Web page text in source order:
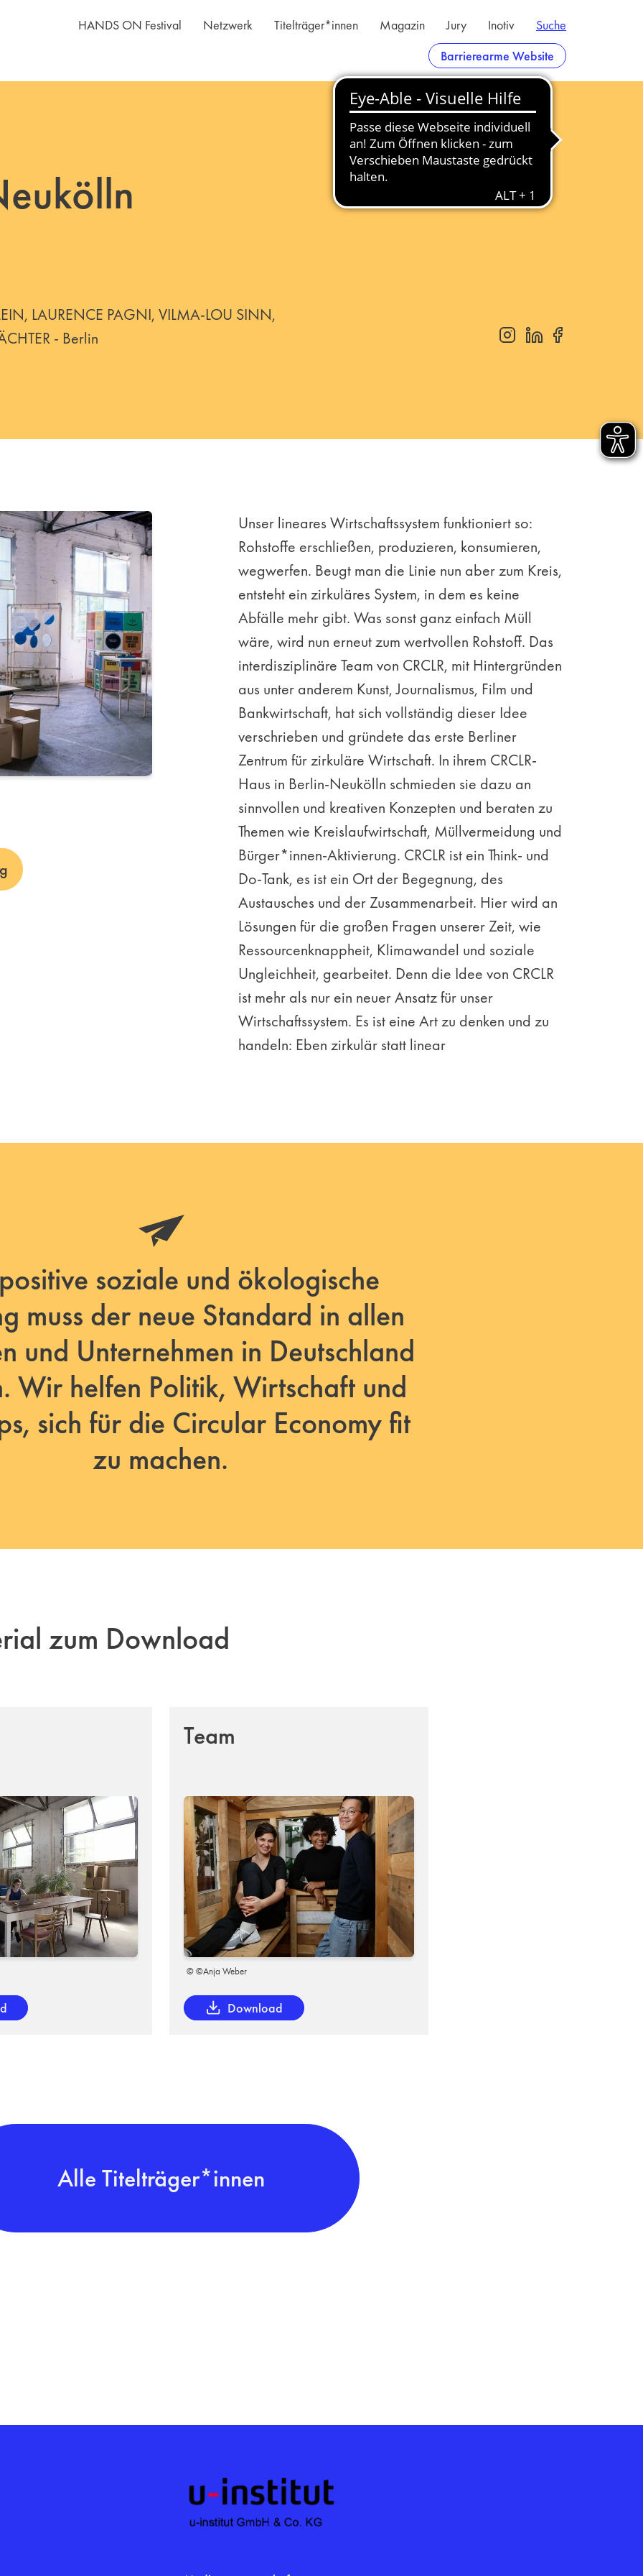
HANDS ON Festival Netzwerk Titelträger*innen Magazin Jury Inotiv
Suche
Barrierearme Website
LAURENCE PAGNI, VILMA-LOU SINN,
- Berlin
Unser lineares Wirtschaftssystem funktioniert so:
Rohstoffe erschließen, produzieren, konsumieren,
wegwerfen. Beugt man die Linie nun aber zum Kreis,
entsteht ein zirkuläres System, in dem es keine
Abfälle mehr gibt. Was sonst ganz einfach Müll
wäre, wird nun erneut zum wertvollen Rohstoff. Das
interdisziplinäre Team von CRCLR, mit Hintergründen
aus unter anderem Kunst, Journalismus, Film und
Bankwirtschaft, hat sich vollständig dieser Idee
verschrieben und gründete das erste Berliner
Zentrum für zirkuläre Wirtschaft. In ihrem CRCLR-
Haus in Berlin-Neukölln schmieden sie dazu an
sinnvollen und kreativen Konzepten und beraten zu
Themen wie Kreislaufwirtschaft, Müllvermeidung und
Bürger*innen-Aktivierung. CRCLR ist ein Think- und
Do-Tank, es ist ein Ort der Begegnung, des
Austausches und der Zusammenarbeit. Hier wird an
Lösungen für die großen Fragen unserer Zeit, wie
Ressourcenknappheit, Klimawandel und soziale
Ungleichheit, gearbeitet. Denn die Idee von CRCLR
ist mehr als nur ein neuer Ansatz für unser
Wirtschaftssystem. Es ist eine Art zu denken und zu
handeln: Eben zirkulär statt linear
soziale und ökologische
muss der neue Standard in allen
und Unternehmen in Deutschland
Wir helfen Politik, Wirtschaft und
sich für die Circular Economy fit
zu machen.
zum Download
Team
© ©Anja Weber
Download
Alle Titelträger*innen